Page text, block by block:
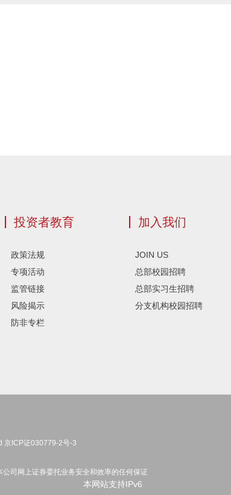
投资者教育
政策法规
专项活动
监管链接
风险揭示
防非专栏
加入我们
JOIN US
总部校园招聘
总部实习生招聘
分支机构校园招聘
京ICP证030779-2号-3
司网上证券委托业务安全和效率的任何保证
本网站支持IPv6